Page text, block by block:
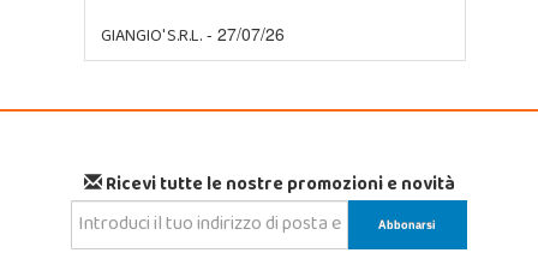
GIANGIO' S.R.L.- 27/07/26
Ricevi tutte le nostre promozioni e novità